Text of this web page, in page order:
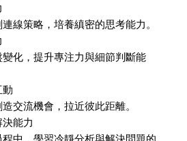
線策略，培養縝密的思考能力。
化，提升專注力與細節判斷能
交流機會，拉近彼此距離。
能力